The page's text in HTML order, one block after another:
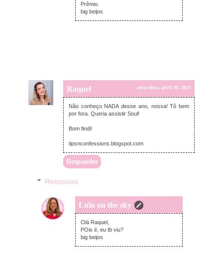
Prêmio.
big beijos
Raquel sexta-feira, abril 30, 2021
Não conheço NADA desse ano, nossa! Tô bem
por fora. Queria assistir Soul!
Bom findi!
tipsnconfessions.blogspot.com
Responder
Respostas
Lulu on the sky
terça-feira, maio 04, 2021
Olá Raquel,
POis é, eu tb viu?
big beijos